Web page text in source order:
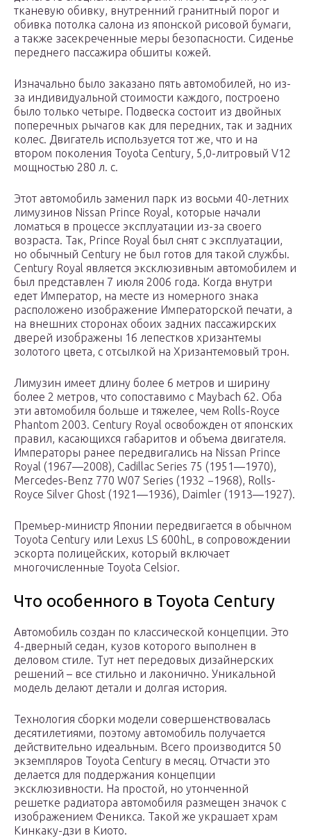
тканевую обивку, внутренний гранитный порог и
обивка потолка салона из японской рисовой бумаги,
а также засекреченные меры безопасности. Сиденье
переднего пассажира обшиты кожей.
Изначально было заказано пять автомобилей, но из-
за индивидуальной стоимости каждого, построено
было только четыре. Подвеска состоит из двойных
поперечных рычагов как для передних, так и задних
колес. Двигатель используется тот же, что и на
втором поколения Toyota Century, 5,0-литровый V12
мощностью 280 л. с.
Этот автомобиль заменил парк из восьми 40-летних
лимузинов Nissan Prince Royal, которые начали
ломаться в процессе эксплуатации из-за своего
возраста. Так, Prince Royal был снят с эксплуатации,
но обычный Century не был готов для такой службы.
Century Royal является эксклюзивным автомобилем и
был представлен 7 июля 2006 года. Когда внутри
едет Император, на месте из номерного знака
расположено изображение Императорской печати, а
на внешних сторонах обоих задних пассажирских
дверей изображены 16 лепестков хризантемы
золотого цвета, с отсылкой на Хризантемовый трон.
Лимузин имеет длину более 6 метров и ширину
более 2 метров, что сопоставимо с Maybach 62. Оба
эти автомобиля больше и тяжелее, чем Rolls-Royce
Phantom 2003. Century Royal освобожден от японских
правил, касающихся габаритов и объема двигателя.
Императоры ранее передвигались на Nissan Prince
Royal (1967—2008), Cadillac Series 75 (1951—1970),
Mercedes-Benz 770 W07 Series (1932 −1968), Rolls-
Royce Silver Ghost (1921—1936), Daimler (1913—1927).
Премьер-министр Японии передвигается в обычном
Toyota Century или Lexus LS 600hL, в сопровождении
эскорта полицейских, который включает
многочисленные Toyota Celsior.
Что особенного в Toyota Century
Автомобиль создан по классической концепции. Это
4-дверный седан, кузов которого выполнен в
деловом стиле. Тут нет передовых дизайнерских
решений – все стильно и лаконично. Уникальной
модель делают детали и долгая история.
Технология сборки модели совершенствовалась
десятилетиями, поэтому автомобиль получается
действительно идеальным. Всего производится 50
экземпляров Toyota Century в месяц. Отчасти это
делается для поддержания концепции
эксклюзивности. На простой, но утонченной
решетке радиатора автомобиля размещен значок с
изображением Феникса. Такой же украшает храм
Кинкаку-дзи в Киото.